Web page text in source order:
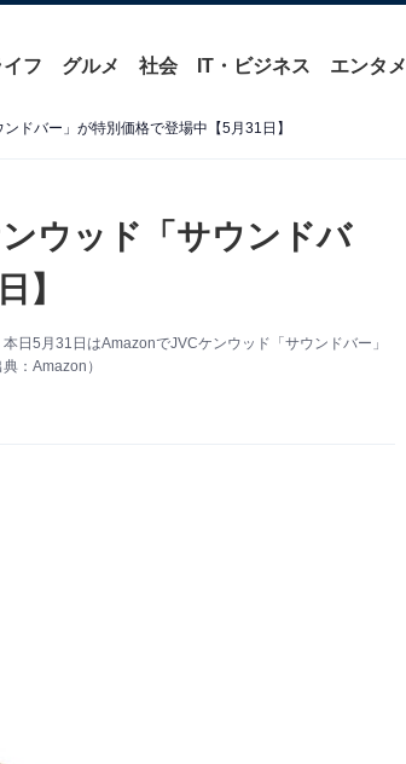
イフ グルメ 社会 IT・ビジネス エンタメ
ドバー」が特別価格で登場中【5月31日】
ウッド「サウンドバ
】
日5月31日はAmazonでJVCケンウッド「サウンドバー」
：Amazon）